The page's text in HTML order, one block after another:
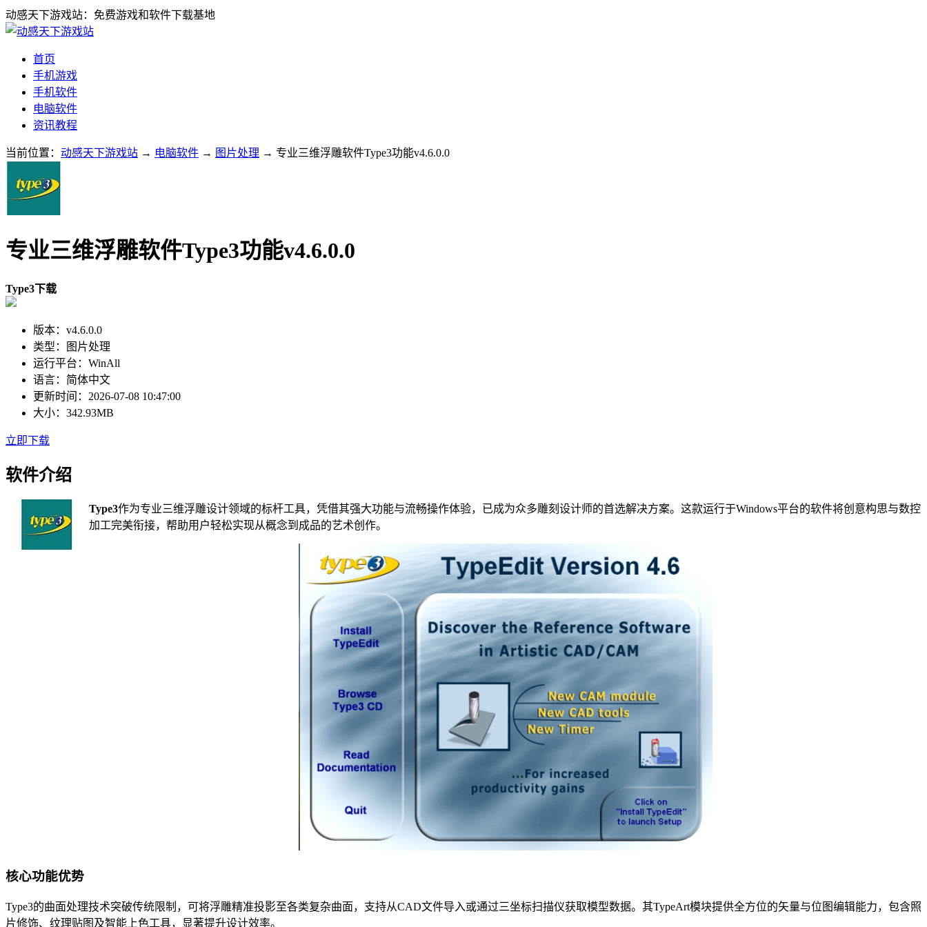
动感天下游戏站：免费游戏和软件下载基地
首页
手机游戏
手机软件
电脑软件
资讯教程
当前位置： 动感天下游戏站 → 电脑软件 → 图片处理 → 专业三维浮雕软件Type3功能v4.6.0.0
专业三维浮雕软件Type3功能v4.6.0.0
Type3下载
版本： v4.6.0.0
类型：
图片处理
运行平台： WinAll
语言： 简体中文
更新时间： 2026-07-08 10:47:00
大小： 342.93MB
立即下载
软件介绍
Type3作为专业三维浮雕设计领域的标杆工具，凭借其强大功能与流畅操作体验，已成为众多雕刻设计师的首选解决方案。这款运行于Windows平台的软件将创意构思与数控
加工完美衔接，帮助用户轻松实现从概念到成品的艺术创作。
核心功能优势
Type3的曲面处理技术突破传统限制，可将浮雕精准投影至各类复杂曲面，支持从CAD文件导入或通过三坐标扫描仪获取模型数据。其TypeArt模块提供全方位的矢量与位图编辑能力，包含照
片修饰、纹理贴图及智能上色工具，显著提升设计效率。